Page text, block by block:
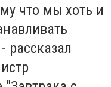
что мы хоть и
рассказал